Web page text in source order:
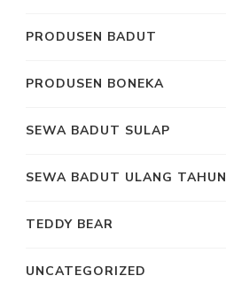
PRODUSEN BADUT
PRODUSEN BONEKA
SEWA BADUT SULAP
SEWA BADUT ULANG TAHUN
TEDDY BEAR
UNCATEGORIZED